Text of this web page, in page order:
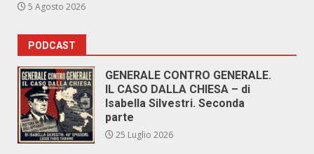
5 Agosto 2026
PODCAST
GENERALE CONTRO GENERALE.
IL CASO DALLA CHIESA – di
Isabella Silvestri. Seconda
parte
25 Luglio 2026